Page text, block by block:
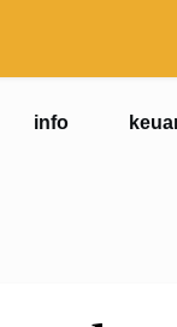
info